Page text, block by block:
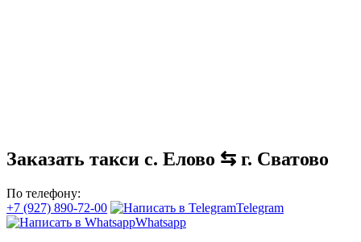
Заказать такси с. Елово ⇆ г. Сватово
По телефону:
+7 (927) 890-72-00
Telegram
Whatsapp